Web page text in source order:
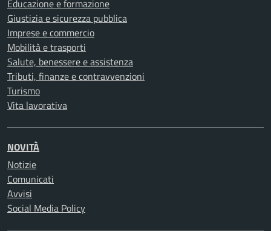
Educazione e formazione
Giustizia e sicurezza pubblica
Imprese e commercio
Mobilità e trasporti
Salute, benessere e assistenza
Tributi, finanze e contravvenzioni
Turismo
Vita lavorativa
NOVITÀ
Notizie
Comunicati
Avvisi
Social Media Policy